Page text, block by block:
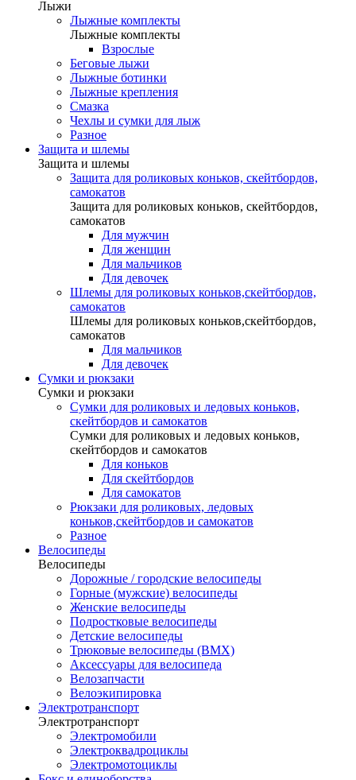
Лыжи
Лыжные комплекты
Лыжные комплекты
Взрослые
Беговые лыжи
Лыжные ботинки
Лыжные крепления
Смазка
Чехлы и сумки для лыж
Разное
Защита и шлемы
Защита и шлемы
Защита для роликовых коньков, скейтбордов,
самокатов
Защита для роликовых коньков, скейтбордов,
самокатов
Для мужчин
Для женщин
Для мальчиков
Для девочек
Шлемы для роликовых коньков,скейтбордов,
самокатов
Шлемы для роликовых коньков,скейтбордов,
самокатов
Для мальчиков
Для девочек
Сумки и рюкзаки
Сумки и рюкзаки
Сумки для роликовых и ледовых коньков,
скейтбордов и самокатов
Сумки для роликовых и ледовых коньков,
скейтбордов и самокатов
Для коньков
Для скейтбордов
Для самокатов
Рюкзаки для роликовых, ледовых
коньков,скейтбордов и самокатов
Разное
Велосипеды
Велосипеды
Дорожные / городские велосипеды
Горные (мужские) велосипеды
Женские велосипеды
Подростковые велосипеды
Детские велосипеды
Трюковые велосипеды (BMX)
Аксессуары для велосипеда
Велозапчасти
Велоэкипировка
Электротранспорт
Электротранспорт
Электромобили
Электроквадроциклы
Электромотоциклы